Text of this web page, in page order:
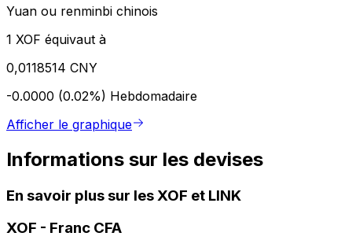
Yuan ou renminbi chinois
1 XOF équivaut à
0,0118514 CNY
-0.0000 (0.02%) Hebdomadaire
Afficher le graphique
Informations sur les devises
En savoir plus sur les XOF et LINK
XOF - Franc CFA